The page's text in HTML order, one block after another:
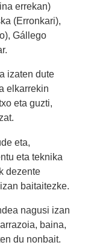
errekan)
(Erronkari),
Gállego
izaten dute
elkarrekin
eta guzti,
eta,
eta teknika
dezente
baitaitezke.
nagusi izan
baina,
du nonbait.